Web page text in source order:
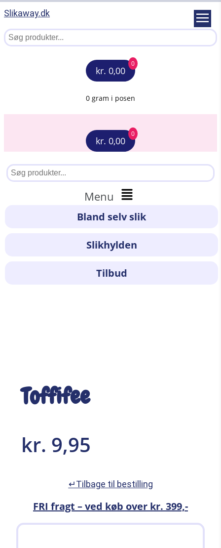
Slikaway.dk
kr. 0,00
0
0 gram i posen
kr. 0,00
0
Menu
Bland selv slik
Slikhylden
Tilbud
Toffifee
kr. 9,95
↵Tilbage til bestilling
FRI fragt – ved køb over kr. 399,-